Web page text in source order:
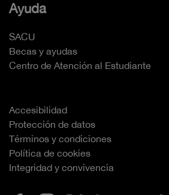
Ayuda
SACU
Becas y ayudas
Centro de Atención al Estudiante
Accesibilidad
Protección de datos
Términos y condiciones
Política de cookies
Integridad y convivencia